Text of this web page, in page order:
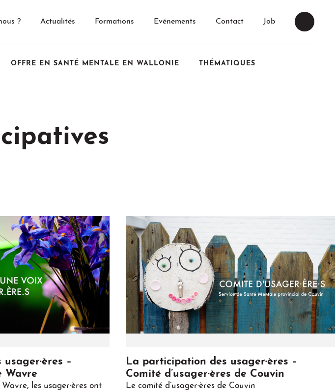
OFFRE EN SANTÉ MENTALE EN WALLONIE THÉMATIQUES
? Actualités Formations Evénements Contact Job
–
Wavre
les usager·ères ont
La participation des usager·ères –
Comité d’usager·ères de Couvin
Le comité d’usager·ères de Couvin